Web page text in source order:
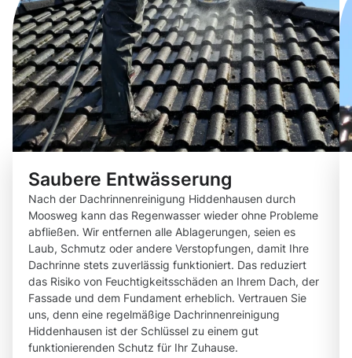
Saubere Entwässerung
Nach der Dachrinnenreinigung Hiddenhausen durch
Moosweg kann das Regenwasser wieder ohne Probleme
abfließen. Wir entfernen alle Ablagerungen, seien es
Laub, Schmutz oder andere Verstopfungen, damit Ihre
Dachrinne stets zuverlässig funktioniert. Das reduziert
das Risiko von Feuchtigkeitsschäden an Ihrem Dach, der
Fassade und dem Fundament erheblich. Vertrauen Sie
uns, denn eine regelmäßige Dachrinnenreinigung
Hiddenhausen ist der Schlüssel zu einem gut
funktionierenden Schutz für Ihr Zuhause.